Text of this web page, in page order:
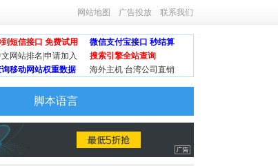
网站地图 广告投放 联系我们
短信接口 免费试用
微信支付宝接口 秒结算
网站排名|申请加入
搜索引擎全站查询
移动网站权重数据
海外主机 台湾公司直销
脚本语言